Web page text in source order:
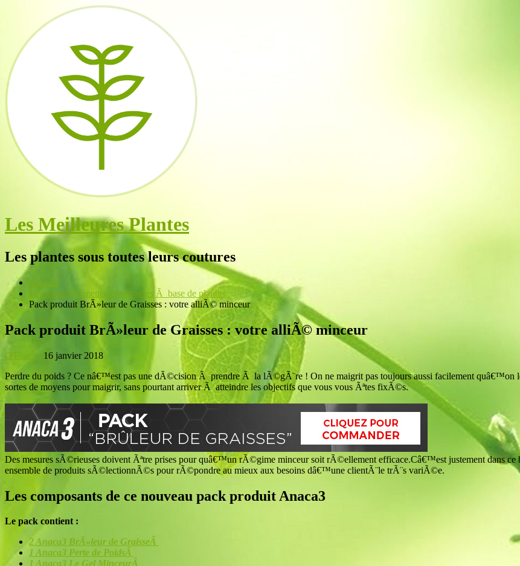
Les Meilleures Plantes
Les plantes sous toutes leurs coutures
Accueil
Les complÃ©ments alimentaires Ã base de plantes
Pack produit BrÃ»leur de Graisses : votre alliÃ© minceur
Pack produit BrÃ»leur de Graisses : votre alliÃ© minceur
O'Plantes 16 janvier 2018
Perdre du poids ? Ce nâ€™est pas une dÃ©cision Ã prendre Ã la lÃ©gÃ¨re ! On ne maigrit pas toujours aussi facilement quâ€™on
sortes de moyens pour maigrir, sans pourtant arriver Ã atteindre les objectifs que vous vous Ãªtes fixÃ©s.
Des mesures sÃ©rieuses doivent Ãªtre prises pour quâ€™un rÃ©gime minceur soit rÃ©ellement efficace.Câ€™est justement dans
ensemble de produits sÃ©lectionnÃ©s pour rÃ©pondre au mieux aux besoins dâ€™une clientÃ¨le trÃ¨s variÃ©e.
Les composants de ce nouveau pack produit Anaca3
Le pack contient :
2 Anaca3 BrÃ»leur de GraisseÂ
1 Anaca3 Perte de PoidsÂ
1 Anaca3 Le Gel MinceurÂ